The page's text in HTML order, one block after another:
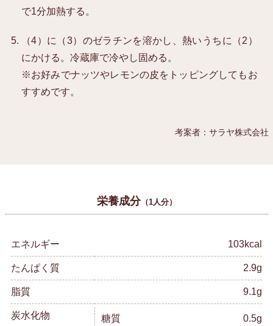
で1分加熱する。
（4）に（3）のゼラチンを溶かし、熱いうちに（2）
にかける。冷蔵庫で冷やし固める。
※お好みでナッツやレモンの皮をトッピングしてもお
すすめです。
考案者：サラヤ株式会社
栄養成分（1人分）
エネルギー 103kcal
たんぱく質 2.9g
脂質 9.1g
炭水化物 糖質 0.5g